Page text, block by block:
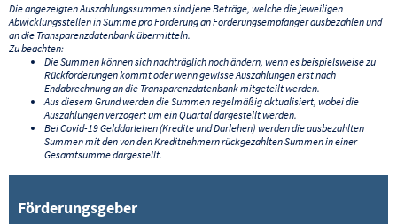
Die angezeigten Auszahlungssummen sind jene Beträge, welche die jeweiligen
Abwicklungsstellen in Summe pro Förderung an Förderungsempfänger ausbezahlen und
an die Transparenzdatenbank übermitteln.
Zu beachten:
Die Summen können sich nachträglich noch ändern, wenn es beispielsweise zu
Rückforderungen kommt oder wenn gewisse Auszahlungen erst nach
Endabrechnung an die Transparenzdatenbank mitgeteilt werden.
Aus diesem Grund werden die Summen regelmäßig aktualisiert, wobei die
Auszahlungen verzögert um ein Quartal dargestellt werden.
Bei Covid-19 Gelddarlehen (Kredite und Darlehen) werden die ausbezahlten
Summen mit den von den Kreditnehmern rückgezahlten Summen in einer
Gesamtsumme dargestellt.
Förderungsgeber